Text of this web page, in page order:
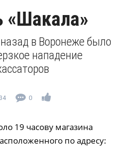
«Шакала»
в Воронеже было
нападение
0
19 часову магазина
по адресу: